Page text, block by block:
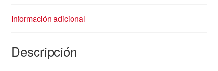
Información adicional
Descripción